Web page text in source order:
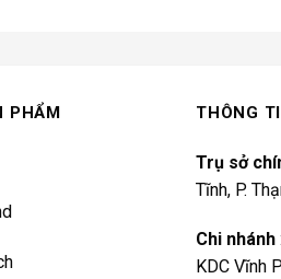
PHẨM THÔNG
Trụ sở
Tĩnh, P.
Chi nhánh :
KDC Vĩnh